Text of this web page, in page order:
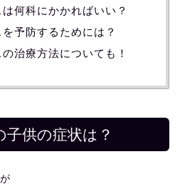
何科にかかればいい？
予防するためには？
治療方法についても！
供の症状は？